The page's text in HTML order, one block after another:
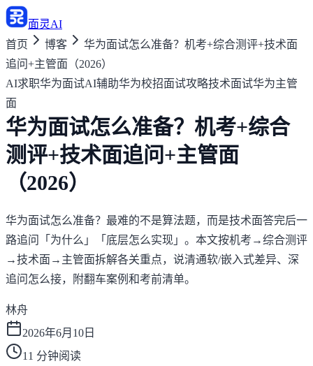
面灵AI
首页
博客
华为面试怎么准备？机考+综合测评+技术面
追问+主管面（2026）
AI求职华为面试AI辅助华为校招面试攻略技术面试华为主管
面
华为面试怎么准备？机考+综合
测评+技术面追问+主管面
（2026）
华为面试怎么准备？最难的不是算法题，而是技术面答完后一
路追问「为什么」「底层怎么实现」。本文按机考→综合测评
→技术面→主管面拆解各关重点，说清通软/嵌入式差异、深
追问怎么接，附翻车案例和考前清单。
林舟
2026年6月10日
11 分钟阅读